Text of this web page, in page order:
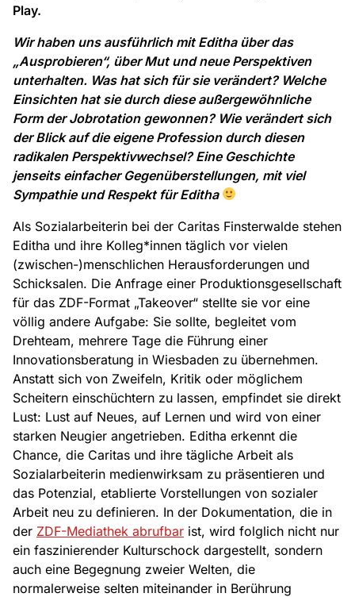
Play.
Wir haben uns ausführlich mit Editha über das
„Ausprobieren“, über Mut und neue Perspektiven
unterhalten. Was hat sich für sie verändert? Welche
Einsichten hat sie durch diese außergewöhnliche
Form der Jobrotation gewonnen? Wie verändert sich
der Blick auf die eigene Profession durch diesen
radikalen Perspektivwechsel? Eine Geschichte
jenseits einfacher Gegenüberstellungen, mit viel
Sympathie und Respekt für Editha
Als Sozialarbeiterin bei der Caritas Finsterwalde stehen
Editha und ihre Kolleg*innen täglich vor vielen
(zwischen-)menschlichen Herausforderungen und
Schicksalen. Die Anfrage einer Produktionsgesellschaft
für das ZDF-Format „Takeover“ stellte sie vor eine
völlig andere Aufgabe: Sie sollte, begleitet vom
Drehteam, mehrere Tage die Führung einer
Innovationsberatung in Wiesbaden zu übernehmen.
Anstatt sich von Zweifeln, Kritik oder möglichem
Scheitern einschüchtern zu lassen, empfindet sie direkt
Lust: Lust auf Neues, auf Lernen und wird von einer
starken Neugier angetrieben. Editha erkennt die
Chance, die Caritas und ihre tägliche Arbeit als
Sozialarbeiterin medienwirksam zu präsentieren und
das Potenzial, etablierte Vorstellungen von sozialer
Arbeit neu zu definieren. In der Dokumentation, die in
der ZDF-Mediathek abrufbar ist, wird folglich nicht nur
ein faszinierender Kulturschock dargestellt, sondern
auch eine Begegnung zweier Welten, die
normalerweise selten miteinander in Berührung